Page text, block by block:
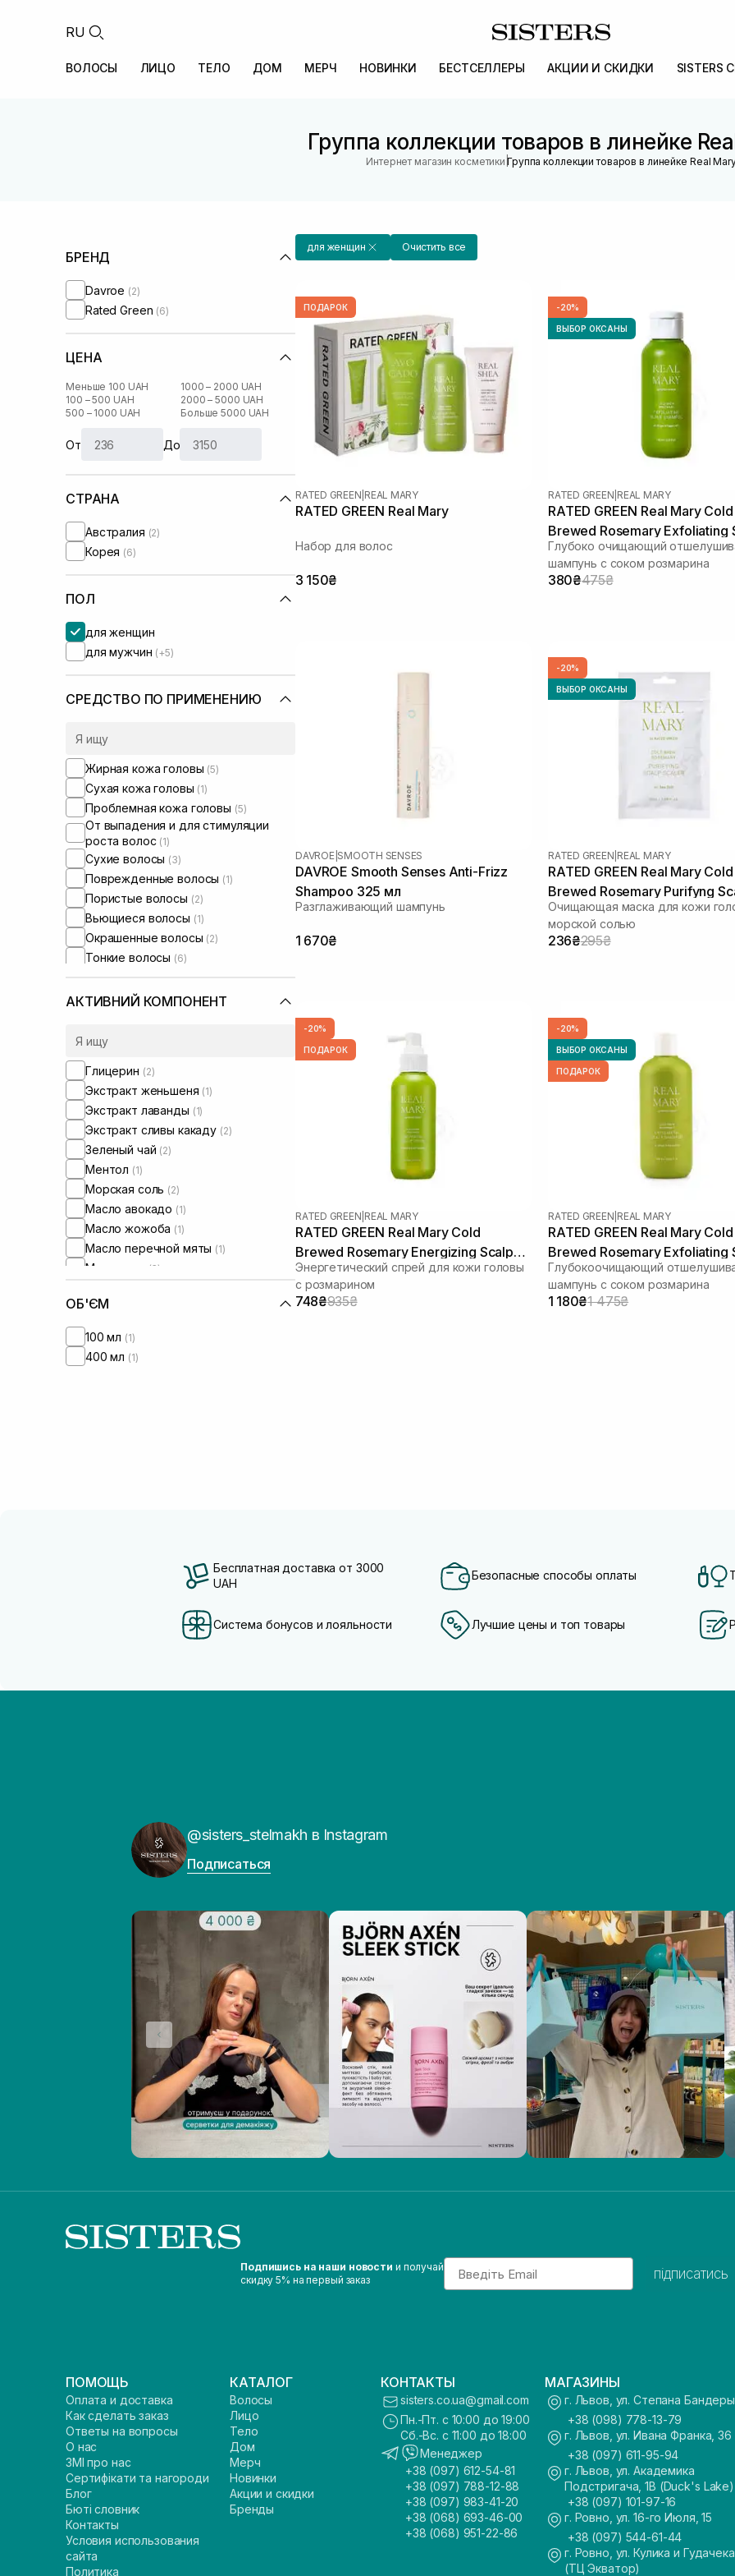
RU
ВОЛОСЫ ЛИЦО ТЕЛО ДОМ МЕРЧ НОВИНКИ БЕСТСЕЛЛЕРЫ АКЦИИ И СКИДКИ SISTERS
Группа коллекции товаров в линейке
Интернет магазин косметики |Группа коллекции товаров в линейке Real
БРЕНД
Davroe (2)
Rated Green (6)
ЦЕНА
Меньше 100 UAH
100 – 500 UAH
500 – 1000 UAH
1000 – 2000 UAH
2000 – 5000 UAH
Больше 5000 UAH
От До
СТРАНА
Австралия (2)
Корея (6)
ПОЛ
для женщин
для мужчин (+5)
СРЕДСТВО ПО ПРИМЕНЕНИЮ
Жирная кожа головы (5)
Сухая кожа головы (1)
Проблемная кожа головы (5)
От выпадения и для стимуляции
роста волос (1)
Сухие волосы (3)
Поврежденные волосы (1)
Пористые волосы (2)
Вьющиеся волосы (1)
Окрашенные волосы (2)
Тонкие волосы (6)
Ломкие волосы(1)
Для объема волос(2)
Для глубокой очистки
АКТИВНИЙ КОМПОНЕНТ
Глицерин (2)
Экстракт женьшеня (1)
Экстракт лаванды (1)
Экстракт сливы какаду (2)
Зеленый чай (2)
Ментол (1)
Морская соль (2)
Масло авокадо (1)
Масло жожоба (1)
Масло перечной мяты (1)
Масло сои (3)
Протеины киноа
Салициловая кислота
ОБ'ЄМ
100 мл (1)
400 мл (1)
для женщин Очистить все
ПОДАРОК
RATED GREEN REAL MARY
RATED GREEN Real Mary
Набор для волос
3 150₴
-20%
ВЫБОР ОКСАНЫ
RATED GREEN REAL MARY
RATED GREEN Real Mary Cold
Brewed Rosemary Exfoliating
Shampoo 100 мл
Глубоко очищающий
шампунь с соком розмарина
380₴475₴
DAVROE SMOOTH SENSES
DAVROE Smooth Senses Anti-Frizz
Shampoo 325 мл
Разглаживающий шампунь
1 670₴
-20%
ВЫБОР ОКСАНЫ
RATED GREEN REAL MARY
RATED GREEN Real Mary Cold
Brewed Rosemary Purifyng
Scaler 50 мл
Очищающая маска для кожи
морской солью
236₴295₴
-20%
ПОДАРОК
RATED GREEN REAL MARY
RATED GREEN Real Mary Cold
Brewed Rosemary Energizing Scalp
Spray 120 мл
Энергетический спрей для кожи головы
с розмарином
748₴935₴
-20%
ВЫБОР ОКСАНЫ
ПОДАРОК
RATED GREEN REAL MARY
RATED GREEN Real Mary Cold
Brewed Rosemary Exfoliating
Shampoo 400 ml
Глубокоочищающий
шампунь с соком розмарина
1 180₴1 475₴
Бесплатная доставка от 3000
UAH
Безопасные способы оплаты
Система бонусов и лояльности Лучшие цены и топ товары
@sisters_stelmakh в Instagram
Подписаться
Подпишись на наши новости и получай
скидку 5% на первый заказ
Email
підписатись
ПОМОЩЬ
Оплата и доставка
Как сделать заказ
Ответы на вопросы
О нас
ЗМІ про нас
Сертифікати та нагороди
Блог
Бюті словник
Контакты
Условия использования
сайта
Политика
КАТАЛОГ
Волосы
Лицо
Тело
Дом
Мерч
Новинки
Акции и скидки
Бренды
КОНТАКТЫ
sisters.co.ua@gmail.com
Пн.-Пт. с 10:00 до 19:00
Сб.-Вс. с 11:00 до 18:00
Менеджер
+38 (097) 612-54-81
+38 (097) 788-12-88
+38 (097) 983-41-20
+38 (068) 693-46-00
+38 (068) 951-22-86
МАГАЗИНЫ
г. Львов, ул. Степана
+38 (098) 778-13-79
г. Львов, ул. Ивана Франка, 36
+38 (097) 611-95-94
г. Львов, ул. Академика
Подстригача, 1В (Duck's Lake)
+38 (097) 101-97-16
г. Ровно, ул. 16-го Июля, 15
+38 (097) 544-61-44
г. Ровно, ул. Кулика и
(ТЦ Экватор)